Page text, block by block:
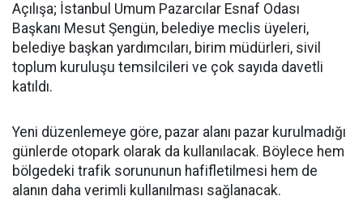
Açılışa; İstanbul Umum Pazarcılar Esnaf Odası
Başkanı Mesut Şengün, belediye meclis üyeleri,
belediye başkan yardımcıları, birim müdürleri, sivil
toplum kuruluşu temsilcileri ve çok sayıda davetli
katıldı.
Yeni düzenlemeye göre, pazar alanı pazar kurulmadığı
günlerde otopark olarak da kullanılacak. Böylece hem
bölgedeki trafik sorununun hafifletilmesi hem de
alanın daha verimli kullanılması sağlanacak.